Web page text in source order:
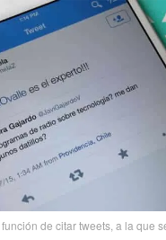
de citar tweets, a la que